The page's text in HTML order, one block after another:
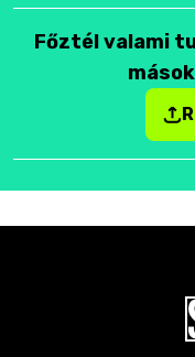
Főztél valami